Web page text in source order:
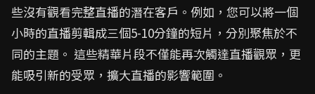
些沒有觀看完整直播的潛在客戶。例如，您可以將一個
小時的直播剪輯成三個5-10分鐘的短片，分別聚焦於不
同的主題。 這些精華片段不僅能再次觸達直播觀眾，更
能吸引新的受眾，擴大直播的影響範圍。